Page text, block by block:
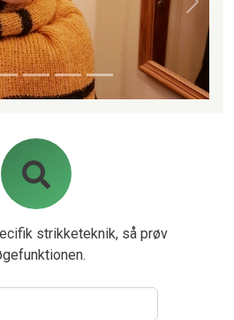
Næste
strikketeknik, så prøv